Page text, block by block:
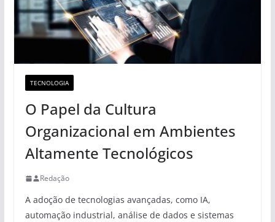
TECNOLOGIA
O Papel da Cultura
Organizacional em Ambientes
Altamente Tecnológicos
Redação
A adoção de tecnologias avançadas, como IA,
automação industrial, análise de dados e sistemas